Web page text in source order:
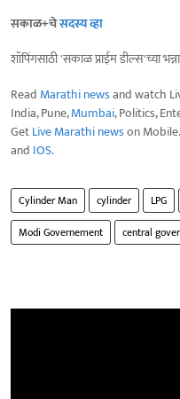
सकाळ+चेसदस्य व्हा
शॉपिंगसाठी 'सकाळ प्राईम डील्स'च्या
Read Marathi newsand watch
India, Pune,Mumbai, Politics,
GetLive Marathi newson
and IOS.
Cylinder Man cylinder LPG
Modi Governement
central